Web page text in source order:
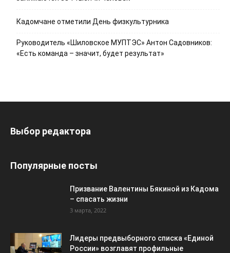
Кадомчане отметили День физкультурника
Руководитель «Шиловское МУПТЭС» Антон Садовников:
«Есть команда – значит, будет результат»
Выбор редактора
Популярные посты
Призвание Валентины Бякиной из Кадома
– спасать жизни
3 марта, 2022
Лидеры предвыборного списка «Единой
России» возглавят профильные